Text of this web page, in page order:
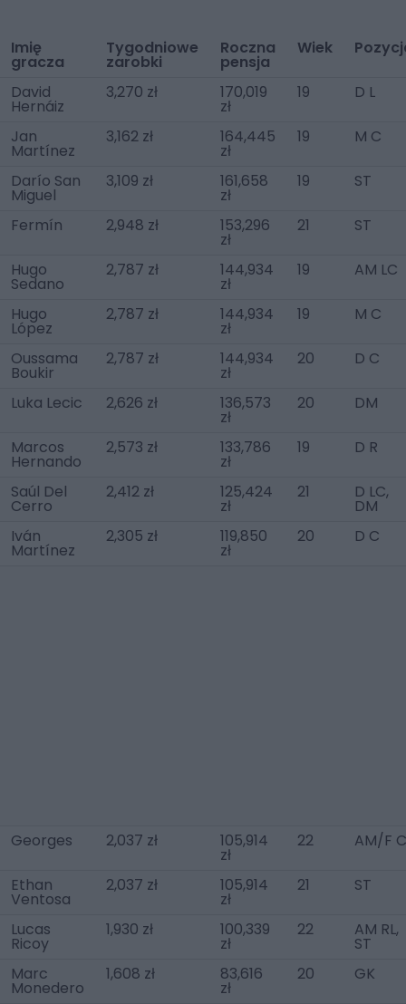
Imię
gracza
Tygodniowe
zarobki
Roczna
pensja
Wiek
David
Hernáiz
3,270 zł 170,019
zł
19 D L
Jan
Martínez
3,162 zł 164,445
zł
19 M C
Darío San
Miguel
3,109 zł 161,658
zł
19 ST
Fermín 2,948 zł 153,296
zł
21 ST
Hugo
Sedano
2,787 zł 144,934
zł
19 AM LC
Hugo
López
2,787 zł 144,934
zł
19 M C
Oussama
Boukir
2,787 zł 144,934
zł
20 D C
Luka Lecic 2,626 zł 136,573
zł
20 DM
Marcos
Hernando
2,573 zł 133,786
zł
19 D R
Saúl Del
Cerro
2,412 zł 125,424
zł
21 D LC,
DM
Iván
Martínez
2,305 zł 119,850
zł
20 D C
Georges 2,037 zł 105,914
zł
22 AM/F C
Ethan
Ventosa
2,037 zł 105,914
zł
21 ST
Lucas
Ricoy
1,930 zł 100,339
zł
22 AM RL,
ST
Marc
Monedero
1,608 zł 83,616
zł
20 GK